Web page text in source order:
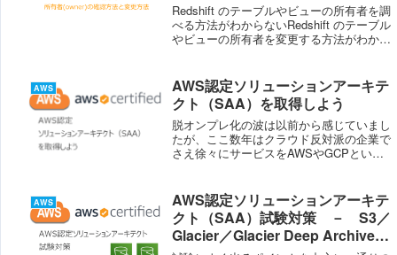
Redshift のテーブルやビューの所有者を調
べる方法がわからないRedshift のテーブル
やビューの所有者を変更する方法がわから
有者の確認方法と...
AWS
AWS認定ソリューションアーキテ
クト（SAA）を取得しよう
脱オンプレ化の波は以前から感じていまし
たが、ここ数年はクラウド反対派の企業で
さえ徐々にサービスをAWSやGCPといっ
からAWSやGCPといったクラウド環境に
触れる機...
AWS
AWS認定ソリューションアーキテ
クト（SAA）試験対策 － S3／
Glacier／Glacier Deep Archiveま